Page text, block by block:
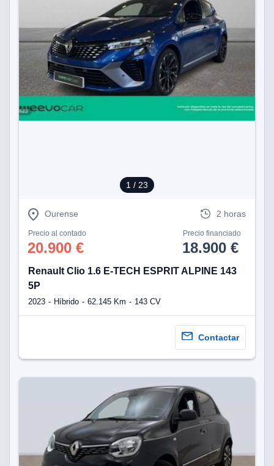
1 / 23
Ourense 2 horas
Precio al contado
20.900 €
Precio financiado
18.900 €
Renault Clio 1.6 E-TECH ESPRIT ALPINE 143
5P
2023 Híbrido 62.145 Km 143 CV
Contactar